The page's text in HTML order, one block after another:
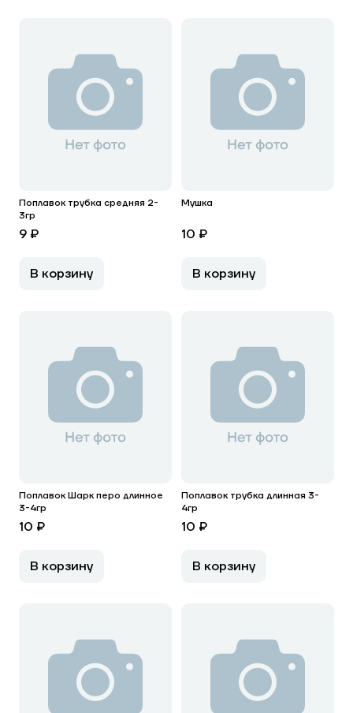
Поплавок трубка средняя 2-
3гр
9 ₽
В корзину
Мушка
10 ₽
В корзину
Поплавок Шарк перо длинное
3-4гр
10 ₽
В корзину
Поплавок трубка длинная 3-
4гр
10 ₽
В корзину